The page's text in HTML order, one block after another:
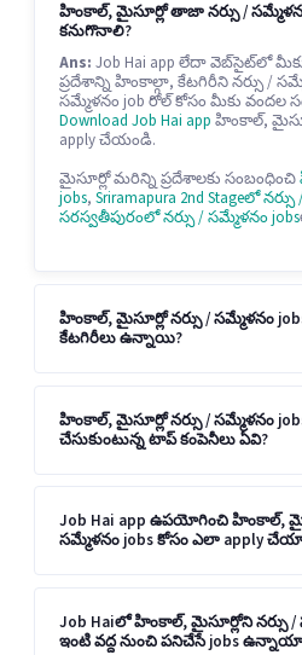
హింకాల్, మైసూర్లో తాజా నర్సు /
కనుగొనాలి?
Ans: Job Hai app లేదా వెబ్‌సైట్‌లో
ప్రదేశాన్ని హింకాల్గా, కేటగిరీని నర్సు /
సమ్మేళనం job రోల్ కోసం మీకు వందల
Download Job Hai app హింకాల్,
apply చేయండి.
మైసూర్లో మరిన్ని ప్రదేశాలకు సంబంధించి
jobs, Sriramapura 2nd Stageలో
సరస్వతీపురంలో నర్సు / సమ్మేళనం jobs
హింకాల్, మైసూర్లో నర్సు / సమ్మేళనం
కేటగిరీలు ఉన్నాయి?
హింకాల్, మైసూర్లో నర్సు / సమ్మేళనం
చేసుకుంటున్న టాప్ కంపెనీలు ఏవి?
Job Hai app ఉపయోగించి హింకాల్,
సమ్మేళనం jobs కోసం ఎలా apply
Job Haiలో హింకాల్, మైసూర్లోని నర్సు
ఇంటి వద్ద నుంచి పనిచేసే jobs